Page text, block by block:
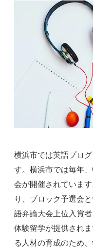
横浜市では英語プロ
す。横浜市では毎年
会が開催されていま
り、ブロック予選会
語弁論大会上位入賞
体験留学が提供され
る人材の育成のため